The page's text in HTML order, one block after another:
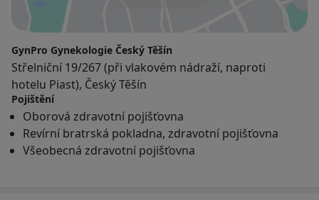
GynPro Gynekologie Český Těšín
Střelniční 19/267 (při vlakovém nádraží, naproti
hotelu Piast), Český Těšín
Pojištění
Oborová zdravotní pojišťovna
Revírní bratrská pokladna, zdravotní pojišťovna
Všeobecná zdravotní pojišťovna